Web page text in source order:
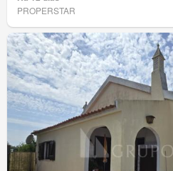
PROPERSTAR